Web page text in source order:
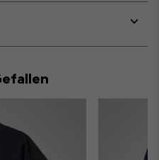
or
or